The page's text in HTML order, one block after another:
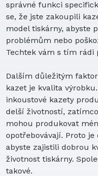
správné funkci
se, že jste zakoupili
model tiskárny, abyste
problémům nebo
Techtek vám s tím rádi
Dalším důležitým
kazet je kvalita
inkoustové kazety
delší životností,
mohou produkovat
opotřebovávají. Proto
abyste zajistili dobrou
životnost tiskárny.
takové.